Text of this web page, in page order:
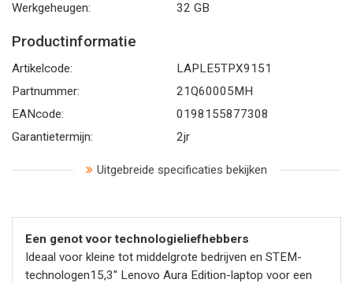
Werkgeheugen:
32 GB
Productinformatie
Artikelcode:
LAPLE5TPX9151
Partnummer:
21Q60005MH
EANcode:
0198155877308
Garantietermijn:
2jr
Uitgebreide specificaties bekijken
Een genot voor technologieliefhebbers
Ideaal voor kleine tot middelgrote bedrijven en STEM-
technologen15,3'' Lenovo Aura Edition-laptop voor een